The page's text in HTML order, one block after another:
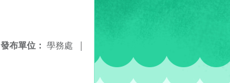
發布單位： 學務處 |